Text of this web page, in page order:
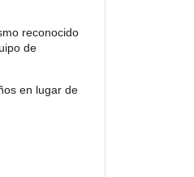
reconocido
de
en lugar de